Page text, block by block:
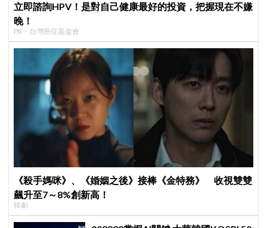
立即諮詢HPV！是對自己健康最好的投資，把握現在不嫌
晚！
PR・台灣癌症基金會
《殺手媽咪》、《婚姻之後》接棒《金特務》 收視雙雙
飆升至7～8%創新高！
韓劇